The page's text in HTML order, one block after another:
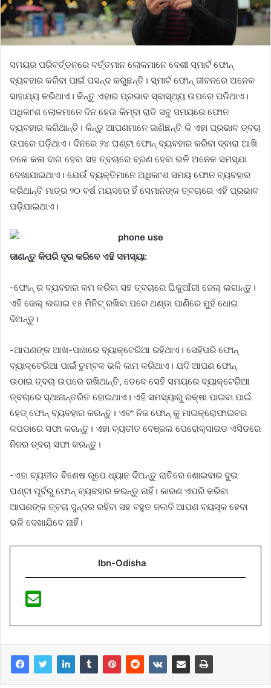
ସମୟର ପରିବର୍ତ୍ତନରେ ବର୍ତ୍ତମାନ ଲୋକମାନେ ବେଶୀ ସ୍ମାର୍ଟ ଫୋନ୍
ବ୍ୟବହାର କରିବା ପାଇଁ ପସନ୍ଦ କରୁଛନ୍ତି। ସ୍ମାର୍ଟ ଫୋନ୍ ଜୀବନରେ ଅନେକ
ସାହାଯ୍ୟ କରିଥାଏ। କିନ୍ତୁ ଏହାର ପ୍ରଭାବ ସ୍ବାସ୍ଥ୍ୟ ଉପରେ ପଡିଥାଏ।
ଅଧିକାଂଶ ଲୋକମାନେ ଦିନ ହେଉ କିମ୍ବା ରାତି ସବୁ ସମୟରେ ଫୋନ
ବ୍ୟବହାର କରିଥାନ୍ତି। କିନ୍ତୁ ଆପଣମାନେ ଜାଣିଛନ୍ତି କି ଏହା ପ୍ରଭାବ ତ୍ବଚା
ଉପରେ ପଡ଼ିଥାଏ। ଦିନରେ ୨୪ ଘଣ୍ଟା ଫୋନ୍ ବ୍ୟବହାର କରିବା ଦ୍ବାରା ଆଖି
ତଳେ କଳା ଦାଗ ହେବା ସହ ତ୍ବଚାରେ ବ୍ରଣ ହେବା ଭଳି ଅନେକ ସମସ୍ଯା
ଦେଖାଯାଇଥାଏ। ଯେଉଁ ବ୍ୟକ୍ତିମାନେ ଅଧିକାଂଶ ସମୟ ଫୋନ ବ୍ୟବହାର
କରିଥାନ୍ତି ମାତ୍ର ୨୦ ବର୍ଷ ମୟସରେ ହିଁ ସେମାନଙ୍କ ତ୍ବଚାରେ ଏହି ପ୍ରଭାବ
ପଡ଼ିଯାଇଥାଏ।
ଜାଣନ୍ତୁ କିପରି ଦୂର କରିବେ ଏହି ସମସ୍ୟା:
-ଫୋନ୍ ର ବ୍ୟବହାର କମ କରିବା ସହ ତ୍ବଚାରେ ଘିକୁଆଁରୀ ଜେଲ୍ ଲଗାନ୍ତୁ।
ଏହି ଜେଲ୍ ଲଗାଇ ୧୫ ମିନିଟ୍ ରଖିବା ପରେ ଥଣ୍ଡା ପାଣିରେ ମୁହଁ ଧୋଇ
ଦିଅନ୍ତୁ।
-ଆପଣଙ୍କ ଆଖ-ପାଖରେ ବ୍ୟାକ୍ଟେରିଆ ରହିଥାଏ। ସେହିପରି ଫୋନ୍
ବ୍ୟାକ୍ଟେରିଆ ପାଇଁ ଚୁମ୍ବକ ଭଳି କାମ କରିଥାଏ। ଯଦି ଆପଣ ଫୋନ୍
ଉଠାଇ ତ୍ବଚା ଉପରେ ରଖିଥାନ୍ତି, ତେବେ ସେହି ସମୟରେ ବ୍ୟାକ୍ଟେରିଆ
ତ୍ବଚାରେ ସ୍ଥାନାନ୍ତରିତ ହୋଇଥାଏ। ଏହି ସମସ୍ୟାରୁ ରକ୍ଷା ପାଇବା ପାଇଁ
ହେଡ୍ ଫୋନ୍ ବ୍ୟବହାର କରନ୍ତୁ। ଏବଂ ନିଜ ଫୋନ୍ କୁ ମାଇକ୍ରୋଫାଇବର
କପଡାରେ ସଫା କରନ୍ତୁ। ଏହା ବ୍ୟତୀତ ବେଞ୍ଜଲ ପେରୋକ୍ସାଇଡ ଏସିଡରେ
ନିଜର ତ୍ବଚା ସଫା କରନ୍ତୁ।
-ଏହା ବ୍ୟତୀତ ବିଶେଷ ରୂପେ ଧ୍ୟାନ ଦିଅନ୍ତୁ ରାତିରେ ଶୋଇବାର ଦୁଇ
ଘଣ୍ଟା ପୂର୍ବରୁ ଫୋନ୍ ବ୍ୟବହାର କରନ୍ତୁ ନାହିଁ। କାରଣ ଏପରି କରିବା
ଆପଣଙ୍କ ତ୍ବଚା ସୁନ୍ଦର ରହିବା ସହ ବହୁତ ଜଲଦି ଆପଣ ବୟସ୍କ ହେବା
ଭଳି ଦେଖାଯିବେ ନାହିଁ।
Ibn-Odisha